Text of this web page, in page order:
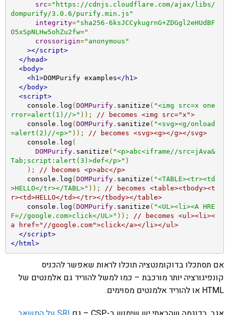
src="https://cdnjs.cloudflare.com/ajax/libs/
dompurify/3.0.6/purify.min.js"
integrity="sha256-6ksJCCykugrnG+ZDGgl2eHUdBF
O5xSpNLHw5ohZu2fw="
crossorigin="anonymous"
></script>
</head>
<body>
<h1>DOMPurify examples</h1>
</body>
<script>
    console
. log ( DOMPurify. sanitize ( "<img src=x one
rror=alert(1)//>" ));
// becomes <img src="x">
    console
. log ( DOMPurify. sanitize ( "<svg><g/onload
=alert(2)//<p>" ));
// becomes <svg><g></g></svg>
    console
. log (
DOMPurify. sanitize ( "<p>abc<iframe//src=jAva&
Tab;script:alert(3)>def</p>" )
);
// becomes <p>abc</p>
    console
. log ( DOMPurify. sanitize ( "<TABLE><tr><td
>HELLO</tr></TABL>" ));
// becomes <table><tbody><t
r><td>HELLO</td></tr></tbody></table>
    console
. log ( DOMPurify. sanitize ( "<UL><li><A HRE
F=//google.com>click</UL>" ));
// becomes <ul><li><
a href="//google.com">click</a></li></ul>
</script>
</html>
אם תסתכלו בדוקומנטציה תוכלו לראות שאפשר להכניס
קונפיגורציה יותר מורכבת – כמו למשל להוריד גם אלמנטים של
HTML או להוריד אלמנטים מסוימים.